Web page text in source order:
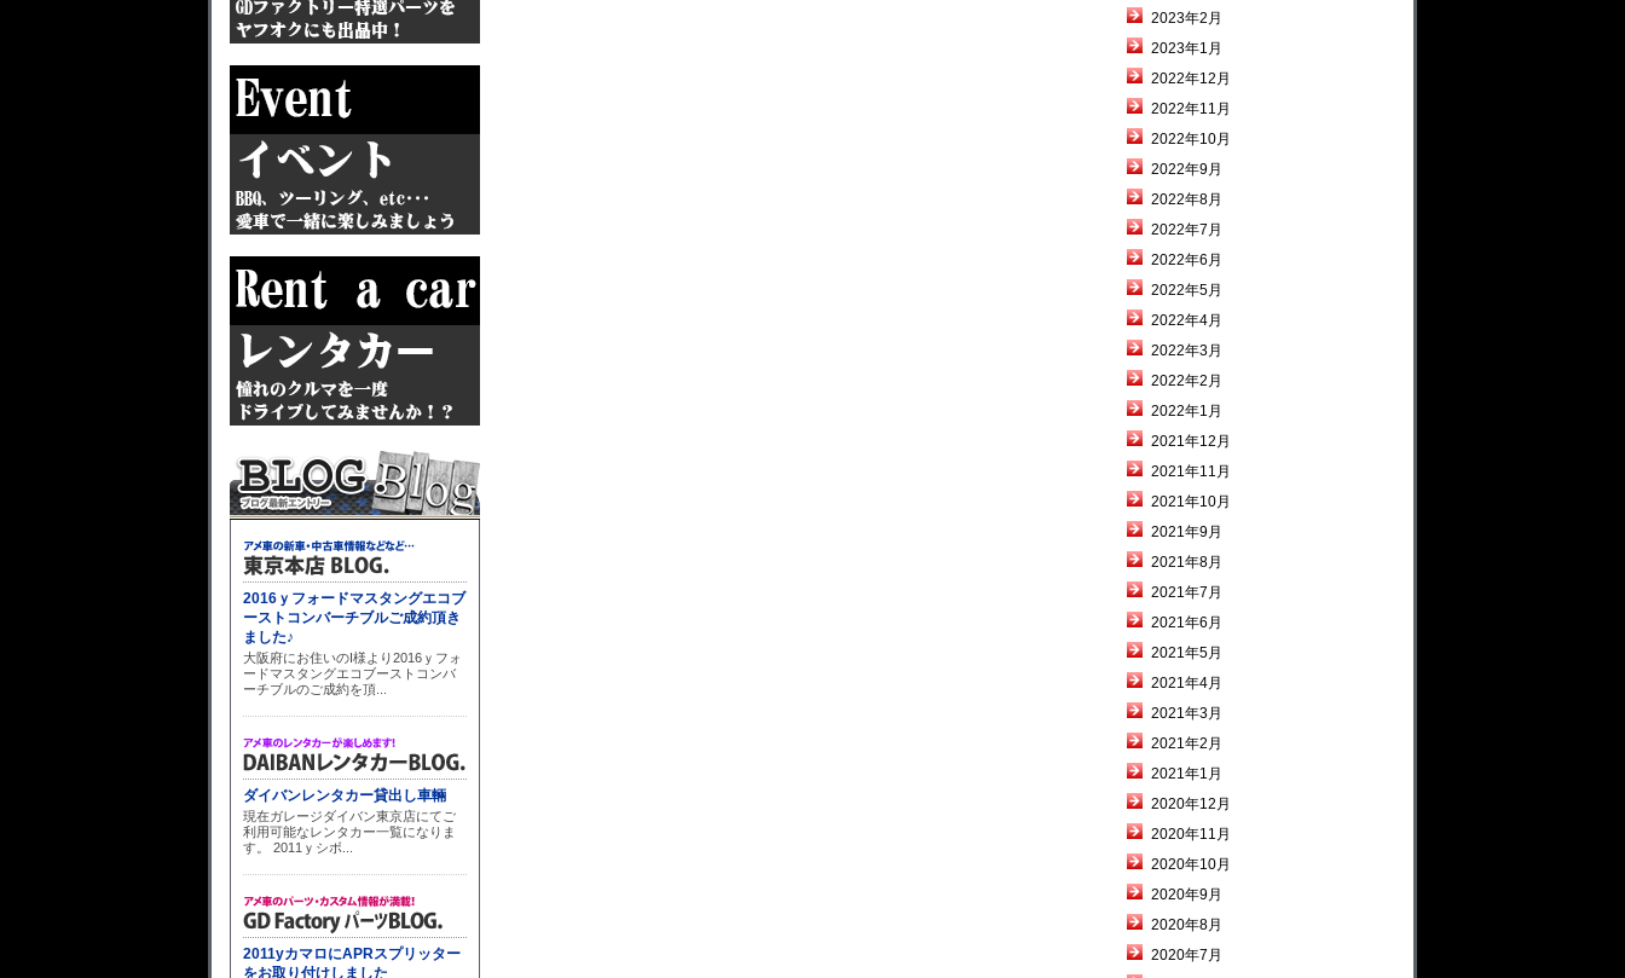
2023年2月
2023年1月
2022年12月
2022年11月
2022年10月
2022年9月
2022年8月
2022年7月
2022年6月
2022年5月
2022年4月
2022年3月
2022年2月
2022年1月
2021年12月
2021年11月
2021年10月
2021年9月
2021年8月
2021年7月
2021年6月
2021年5月
2021年4月
2021年3月
2021年2月
2021年1月
2020年12月
2020年11月
2020年10月
2020年9月
2020年8月
2020年7月